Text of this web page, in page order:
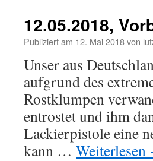
12.05.2018,
Publiziert am 12. Mai 2018von
Unser aus
aufgrund des
Rostklumpen
entrostet und ihm
Lackierpistole eine
kann … Weiterlesen